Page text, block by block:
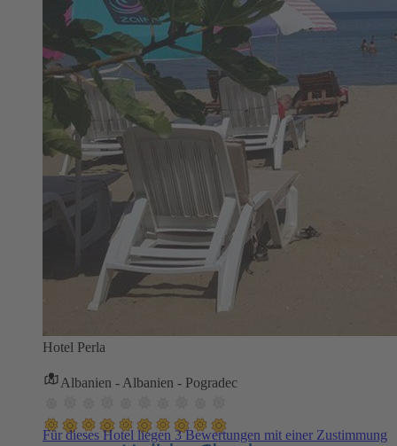
Hotel Perla
Albanien - Albanien - Pogradec
Für dieses Hotel liegen 3 Bewertungen mit einer Zustimmung